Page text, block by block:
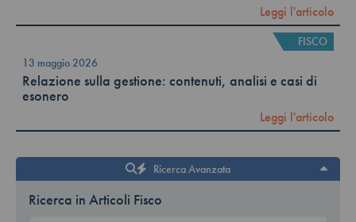
Leggi l'articolo
FISCO
13 maggio 2026
Relazione sulla gestione: contenuti, analisi e casi di
esonero
Leggi l'articolo
Ricerca Avanzata
Ricerca in Articoli Fisco